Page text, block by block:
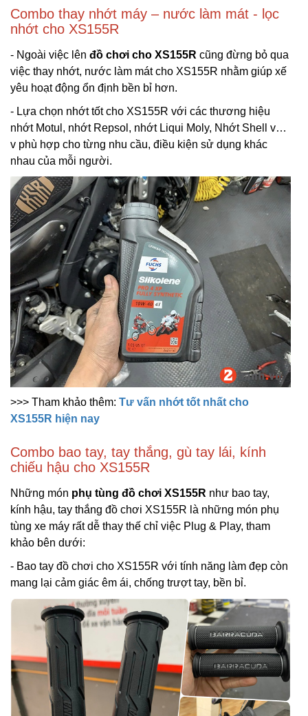
Combo thay nhớt máy – nước làm mát - lọc
nhớt cho XS155R
- Ngoài việc lên đồ chơi cho XS155R cũng đừng bỏ qua
việc thay nhớt, nước làm mát cho XS155R nhằm giúp xế
yêu hoạt động ổn định bền bỉ hơn.
- Lựa chọn nhớt tốt cho XS155R với các thương hiệu
nhớt Motul, nhớt Repsol, nhớt Liqui Moly, Nhớt Shell v…
v phù hợp cho từng nhu cầu, điều kiện sử dụng khác
nhau của mỗi người.
>>> Tham khảo thêm: Tư vấn nhớt tốt nhất cho
XS155R hiện nay
Combo bao tay, tay thắng, gù tay lái, kính
chiếu hậu cho XS155R
Những món phụ tùng đồ chơi XS155R như bao tay,
kính hậu, tay thắng đồ chơi XS155R là những món phụ
tùng xe máy rất dễ thay thế chỉ việc Plug & Play, tham
khảo bên dưới:
- Bao tay đồ chơi cho XS155R với tính năng làm đẹp còn
mang lại cảm giác êm ái, chống trượt tay, bền bỉ.